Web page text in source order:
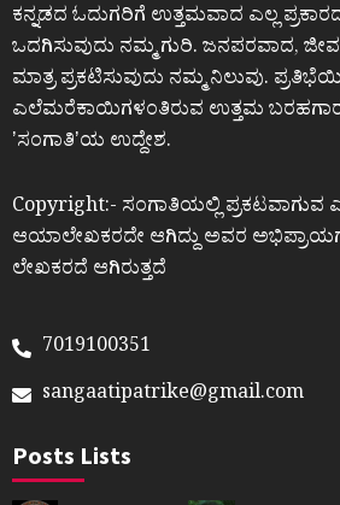
ಕನ್ನಡದ ಓದುಗರಿಗೆ ಉತ್ತಮವಾದ ಎಲ್ಲ
ಒದಗಿಸುವುದು ನಮ್ಮ ಗುರಿ. ಜನಪರವಾದ,
ಮಾತ್ರ ಪ್ರಕಟಿಸುವುದು ನಮ್ಮ ನಿಲುವು.
ಎಲೆಮರೆಕಾಯಿಗಳಂತಿರುವ ಉತ್ತಮ
ʼಸಂಗಾತಿʼಯ ಉದ್ದೇಶ.
Copyright:- ಸಂಗಾತಿಯಲ್ಲಿ ಪ್ರಕಟವಾಗುವ
ಆಯಾಲೇಖಕರದೇ ಆಗಿದ್ದು ಅವರ
ಲೇಖಕರದೆ ಆಗಿರುತ್ತದೆ
7019100351
sangaatipatrike@gmail.com
Posts Lists